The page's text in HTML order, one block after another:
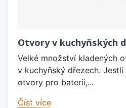
Otvory v kuchyňských
Velké množství kladených
v kuchyňský dřezech.
otvory pro baterii,...
Číst více